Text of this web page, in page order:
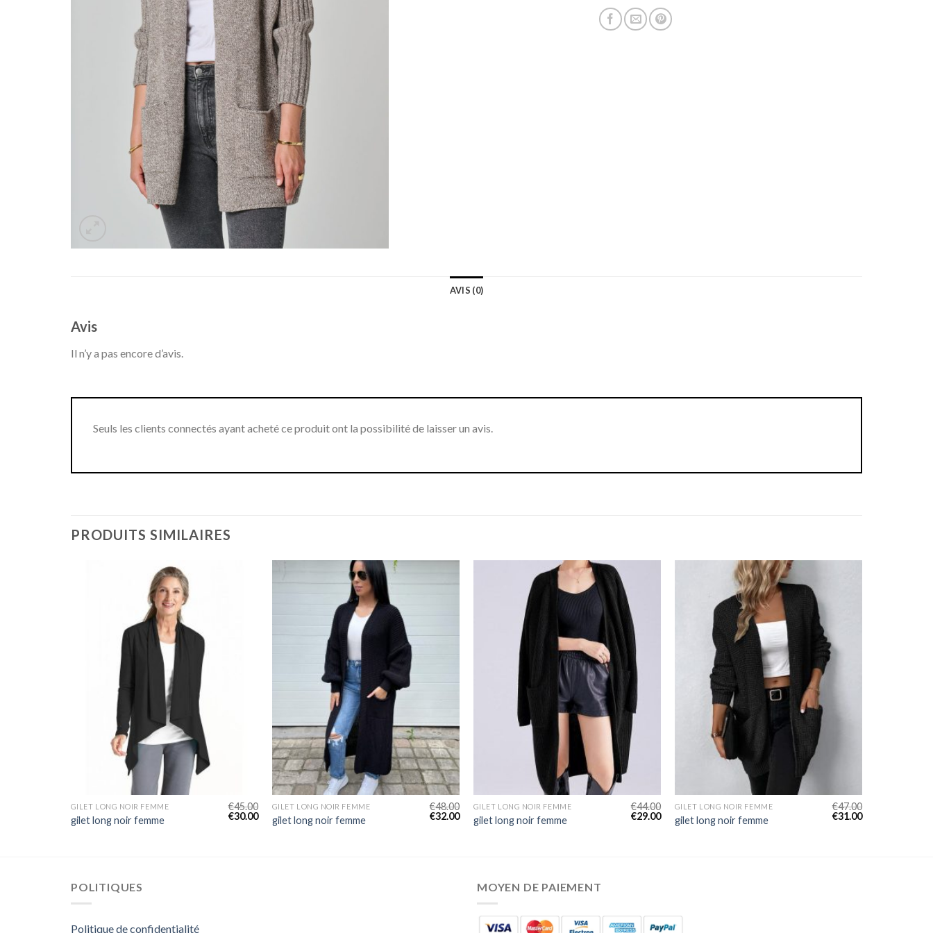
AVIS (0)
Avis
Il n’y a pas encore d’avis.
Seuls les clients connectés ayant acheté ce produit ont la possibilité de laisser un avis.
PRODUITS SIMILAIRES
GILET LONG NOIR FEMME
gilet long noir femme
€45.00
€30.00
GILET LONG NOIR FEMME
gilet long noir femme
€48.00
€32.00
GILET LONG NOIR FEMME
gilet long noir femme
€44.00
€29.00
GILET LONG NOIR FEMME
gilet long noir femme
€47.00
€31.00
POLITIQUES
Politique de confidentialité
MOYEN DE PAIEMENT